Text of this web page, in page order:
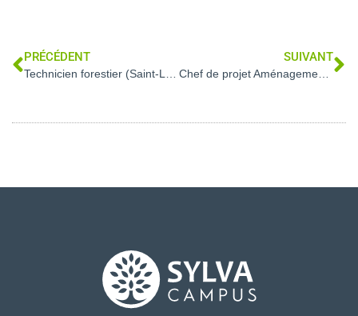
PRÉCÉDENT
Technicien forestier (Saint-Lô – 50)
SUIVANT
Chef de projet Aménagement forestier (Dole – 39)